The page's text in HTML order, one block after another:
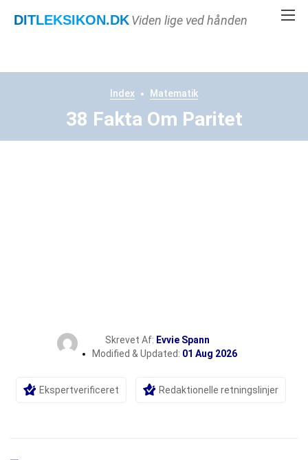
DITLEKSIKON.DKViden lige ved hånden
Index Matematik
38 Fakta Om Paritet
Skrevet Af: Evvie Spann
Modified & Updated: 01 Aug 2026
Ekspertverificeret Redaktionelle retningslinjer